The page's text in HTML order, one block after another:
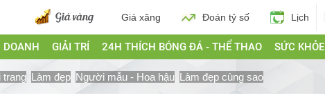
Giá xăng Đoán tỷ số Lịch
DOANH GIẢI TRÍ 24H THÍCH BÓNG ĐÁ - THỂ THAO SỨC KHỎE
trang Làm đẹp Người mẫu - Hoa hậu Làm đẹp cùng sao